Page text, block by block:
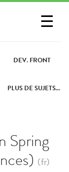
☰
DEV. FRONT
PLUS DE SUJETS...
Spring
(fr)